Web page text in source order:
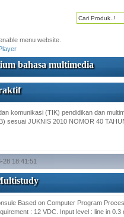
menu website.
bahasa multimedia
komunikasi (TIK) pendidikan dan
sesuai JUKNIS 2010 NOMOR 40
28 18:41:51
Based on Computer Program
: 12 VDC. Input level : line in 0.3